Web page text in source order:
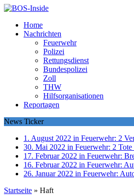
Home
Nachrichten
Feuerwehr
Polizei
Rettungsdienst
Bundespolizei
Zoll
THW
Hilfsorganisationen
Reportagen
News Ticker
1. August 2022 in Feuerwehr: 2
30. Mai 2022 in Feuerwehr: 2
17. Februar 2022 in Feuerwehr:
16. Februar 2022 in Feuerwehr:
26. Januar 2022 in Feuerwehr:
Startseite » Haft